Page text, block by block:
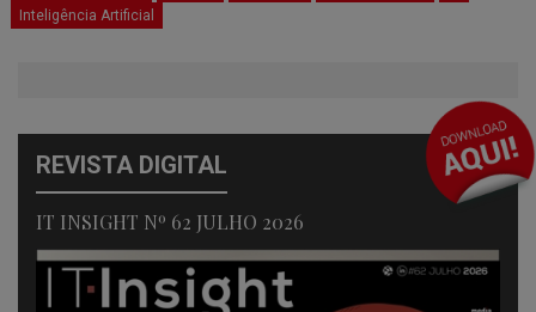
Inteligência Artificial
REVISTA DIGITAL
IT INSIGHT Nº 62 JULHO 2026